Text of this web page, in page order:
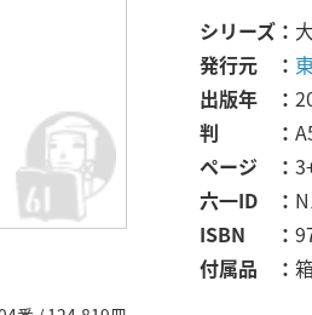
シリーズ
発行元
出版年
判
ページ
六一ID
ISBN
付属品